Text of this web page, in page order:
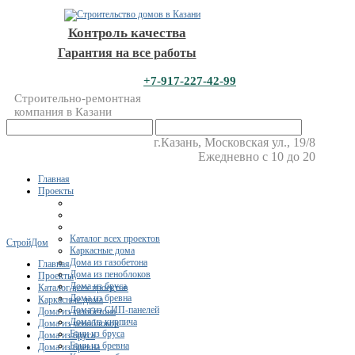
Контроль качества
Гарантия на все работы
+7-917-227-42-99
Строительно-ремонтная
компания в Казани
г.Казань, Московская ул., 19/8
Ежедневно с 10 до 20
Главная
Проекты
Каталог всех проектов
Каркасные дома
Дома из газобетона
Дома из пеноблоков
Дома из бруса
Дома из бревна
Дома из СИП-панелей
Дома из кирпича
Бани из бруса
Бани из бревна
СтройДом
Главная
Проекты
Каталог всех проектов
Каркасные дома
Дома из газобетона
Дома из пеноблоков
Дома из бруса
Дома из бревна